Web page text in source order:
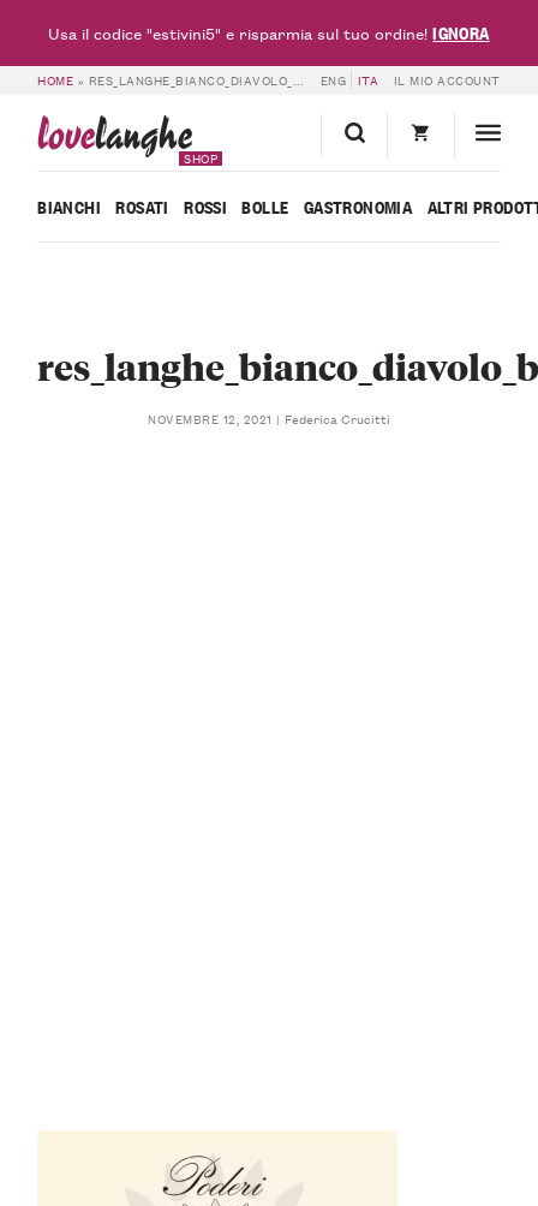
HOME » RES_LANGHE_BIANCO_DIAVOLO_BIANCO_PODERI_VAIOT_ETICHETTA ENG ITA IL MIO ACCOUNT
lovelanghe
SHOP
BIANCHI ROSATI ROSSI BOLLE GASTRONOMIA ALTRI
NOVEMBRE 12, 2021 Federica Crucitti
Usa il codice "estivini5" e risparmia sul tuo ordine!IGNORA